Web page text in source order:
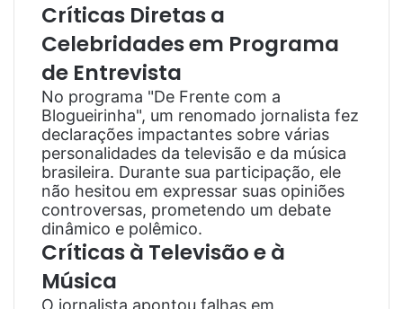
Críticas Diretas a
Celebridades em Programa
de Entrevista
No programa "De Frente com a
Blogueirinha", um renomado jornalista fez
declarações impactantes sobre várias
personalidades da televisão e da música
brasileira. Durante sua participação, ele
não hesitou em expressar suas opiniões
controversas, prometendo um debate
dinâmico e polêmico.
Críticas à Televisão e à
Música
O jornalista apontou falhas em